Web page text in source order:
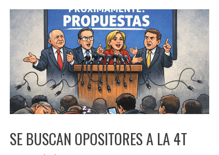
SE BUSCAN OPOSITORES A LA 4T